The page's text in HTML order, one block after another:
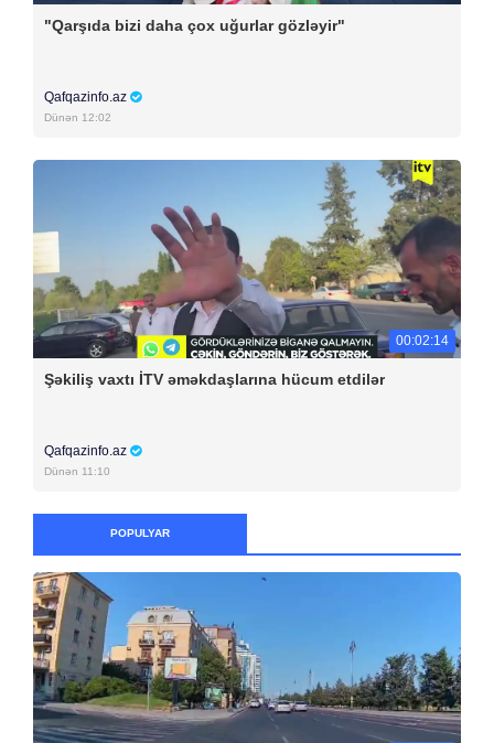
"Qarşıda bizi daha çox uğurlar gözləyir"
Qafqazinfo.az
Dünən 12:02
00:02:14
Şəkiliş vaxtı İTV əməkdaşlarına hücum etdilər
Qafqazinfo.az
Dünən 11:10
POPULYAR